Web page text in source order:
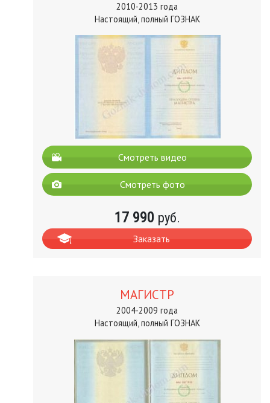
2010-2013 года
Настоящий, полный ГОЗНАК
Смотреть видео
Смотреть фото
17 990 руб.
Заказать
МАГИСТР
2004-2009 года
Настоящий, полный ГОЗНАК